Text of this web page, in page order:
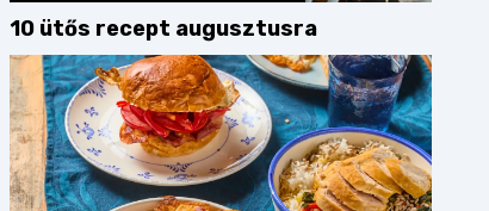
10 ütős recept augusztusra